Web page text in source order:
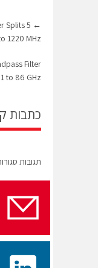
←
Splits 5
1220 MHz
Filter
to 86 GHz
כתבות
תגובות